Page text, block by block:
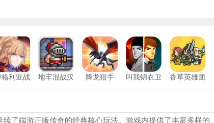
格利亚战
地牢混战汉
降龙猎手
叫我锦衣卫
香草英雄团
了端游正版传奇的经典核心玩法。游戏内提供了丰富多样的